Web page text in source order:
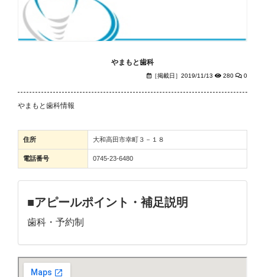
やまもと歯科
［掲載日］2019/11/13 280 0
やまもと歯科情報
住所 大和高田市幸町３－１８
電話番号 0745-23-6480
■アピールポイント・補足説明
歯科・予約制